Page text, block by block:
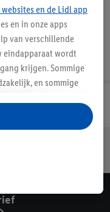
klant
en de Lidl app
en in onze apps
van verschillende
eindapparaat wordt
krijgen. Sommige
en sommige
en
van
de Lidl-diensten.
winkel ook voor de
het personaliseren